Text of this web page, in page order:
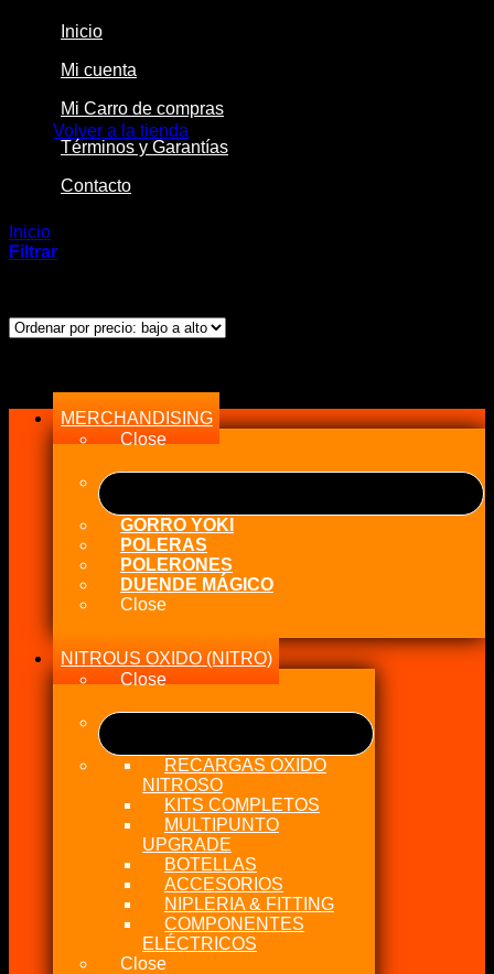
Volver a la tienda
Inicio
Mi cuenta
Mi Carro de compras
Términos y Garantías
Contacto
Inicio
Filtrar
MERCHANDISING
Close
GORRO YOKI
POLERAS
POLERONES
DUENDE MÁGICO
Close
NITROUS OXIDO (NITRO)
Close
RECARGAS OXIDO
NITROSO
KITS COMPLETOS
MULTIPUNTO
UPGRADE
BOTELLAS
ACCESORIOS
NIPLERIA & FITTING
COMPONENTES
ELÉCTRICOS
Close